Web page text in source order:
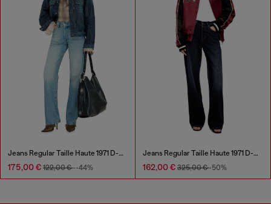
Jeans Regular Taille Haute 1971 D-Sent
175,00 € 122,00 €--44%
Jeans Regular Taille Haute 1971 D-Sent
162,00 € 325,00 €-50%